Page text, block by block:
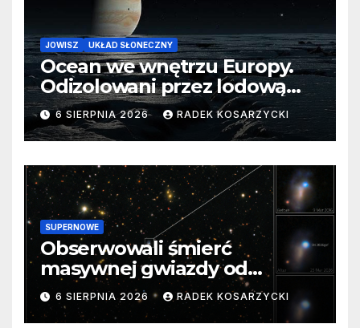
JOWISZ UKŁAD SŁONECZNY
Ocean we wnętrzu Europy.
Odizolowani przez lodową
barierę
6 SIERPNIA 2026 RADEK KOSARZYCKI
SUPERNOWE
Obserwowali śmierć
masywnej gwiazdy od
samego początku. Niezwykle
cenne dane
6 SIERPNIA 2026 RADEK KOSARZYCKI